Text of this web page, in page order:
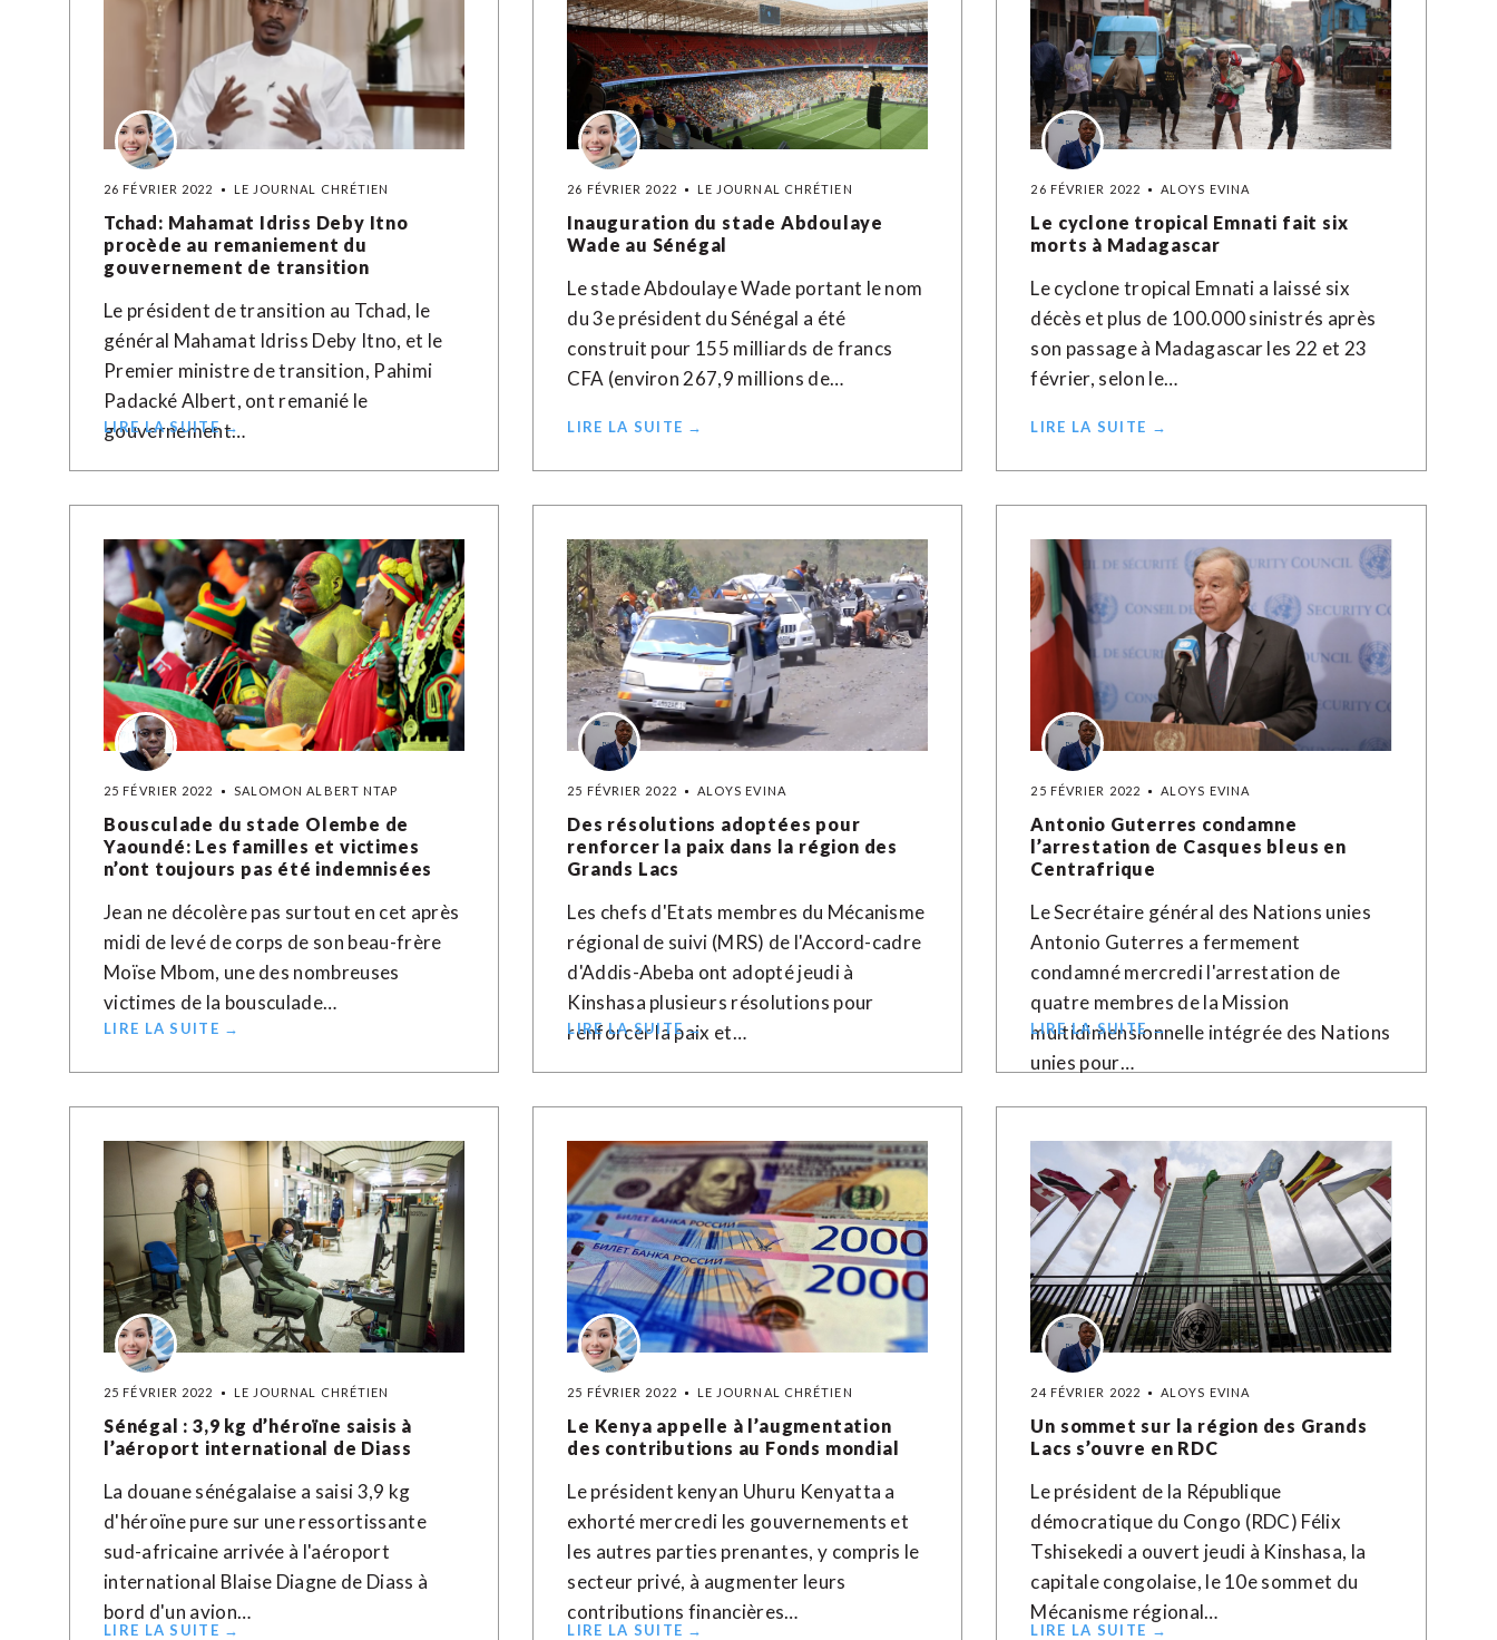
26 FÉVRIER 2022 LE JOURNAL CHRÉTIEN
Tchad: Mahamat Idriss Deby Itno
procède au remaniement du
gouvernement de transition
Le président de transition au Tchad, le
général Mahamat Idriss Deby Itno, et le
Premier ministre de transition, Pahimi
Padacké Albert, ont remanié le
gouvernement…
LIRE LA SUITE →
26 FÉVRIER 2022 LE JOURNAL CHRÉTIEN
Inauguration du stade Abdoulaye
Wade au Sénégal
Le stade Abdoulaye Wade portant le nom
du 3e président du Sénégal a été
construit pour 155 milliards de francs
CFA (environ 267,9 millions de…
LIRE LA SUITE →
26 FÉVRIER 2022 ALOYS EVINA
Le cyclone tropical Emnati fait six
morts à Madagascar
Le cyclone tropical Emnati a laissé six
décès et plus de 100.000 sinistrés après
son passage à Madagascar les 22 et 23
février, selon le…
LIRE LA SUITE →
25 FÉVRIER 2022 SALOMON ALBERT NTAP
Bousculade du stade Olembe de
Yaoundé: Les familles et victimes
n’ont toujours pas été indemnisées
Jean ne décolère pas surtout en cet après
midi de levé de corps de son beau-frère
Moïse Mbom, une des nombreuses
victimes de la bousculade…
LIRE LA SUITE →
25 FÉVRIER 2022 ALOYS EVINA
Des résolutions adoptées pour
renforcer la paix dans la région des
Grands Lacs
Les chefs d'Etats membres du Mécanisme
régional de suivi (MRS) de l'Accord-cadre
d'Addis-Abeba ont adopté jeudi à
Kinshasa plusieurs résolutions pour
renforcer la paix et…
LIRE LA SUITE →
25 FÉVRIER 2022 ALOYS EVINA
Antonio Guterres condamne
l’arrestation de Casques bleus en
Centrafrique
Le Secrétaire général des Nations unies
Antonio Guterres a fermement
condamné mercredi l'arrestation de
quatre membres de la Mission
multidimensionnelle intégrée des Nations
unies pour…
LIRE LA SUITE →
25 FÉVRIER 2022 LE JOURNAL CHRÉTIEN
Sénégal : 3,9 kg d’héroïne saisis à
l’aéroport international de Diass
La douane sénégalaise a saisi 3,9 kg
d'héroïne pure sur une ressortissante
sud-africaine arrivée à l'aéroport
international Blaise Diagne de Diass à
bord d'un avion…
LIRE LA SUITE →
25 FÉVRIER 2022 LE JOURNAL CHRÉTIEN
Le Kenya appelle à l’augmentation
des contributions au Fonds mondial
Le président kenyan Uhuru Kenyatta a
exhorté mercredi les gouvernements et
les autres parties prenantes, y compris le
secteur privé, à augmenter leurs
contributions financières…
LIRE LA SUITE →
24 FÉVRIER 2022 ALOYS EVINA
Un sommet sur la région des Grands
Lacs s’ouvre en RDC
Le président de la République
démocratique du Congo (RDC) Félix
Tshisekedi a ouvert jeudi à Kinshasa, la
capitale congolaise, le 10e sommet du
Mécanisme régional…
LIRE LA SUITE →